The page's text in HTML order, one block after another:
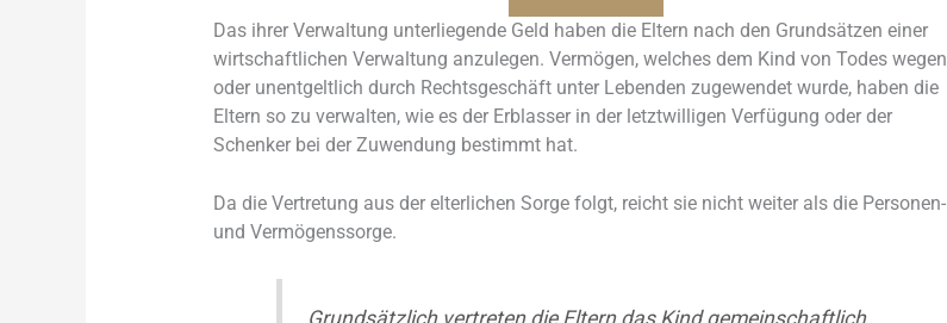
Das ihrer Verwaltung unterliegende Geld haben die Eltern nach den Grundsätzen einer
wirtschaftlichen Verwaltung anzulegen. Vermögen, welches dem Kind von Todes wegen
oder unentgeltlich durch Rechtsgeschäft unter Lebenden zugewendet wurde, haben die
Eltern so zu verwalten, wie es der Erblasser in der letztwilligen Verfügung oder der
Schenker bei der Zuwendung bestimmt hat.
Da die Vertretung aus der elterlichen Sorge folgt, reicht sie nicht weiter als die Personen-
und Vermögenssorge.
Grundsätzlich vertreten die Eltern das Kind gemeinschaftlich.